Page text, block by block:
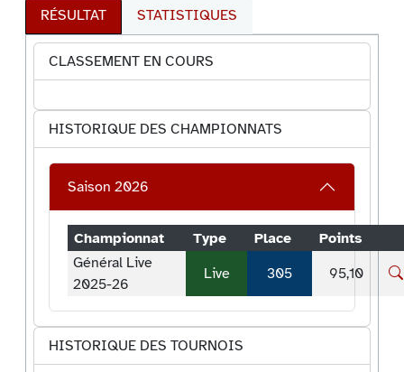
RÉSULTAT
STATISTIQUES
CLASSEMENT EN COURS
HISTORIQUE DES CHAMPIONNATS
Saison 2026
Championnat Type Place
Points
Général Live
2025-26
Live 305 95,10
HISTORIQUE DES TOURNOIS